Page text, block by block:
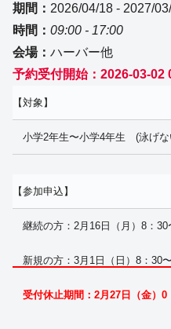
期間： 2026/04/18 - 2027/
時間： 09:00 - 17:00
会場： ハーバー他
予約受付開始：2026-03-02
【対象】
小学2年生〜小学4年生 (泳げな
【参加申込】
継続の方：2月16日（月）8：
新規の方：3月1日（日）8：30
受付休止期間：2月27日（金）0